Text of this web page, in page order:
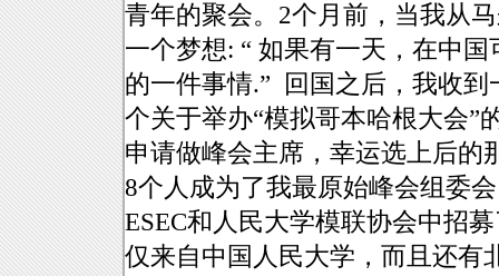
青年的聚会。2个月前，当我从
一个梦想: “ 如果有一天，在中
的一件事情.” 回国之后，我收
个关于举办“模拟哥本哈根大会”
申请做峰会主席，幸运选上后的
8个人成为了我最原始峰会组委
ESEC和人民大学模联协会中招
仅来自中国人民大学，而且还有